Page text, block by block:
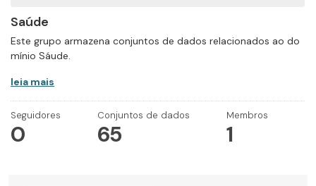
Saúde
Este grupo armazena conjuntos de dados relacionados ao do
mínio Sáude.
leia mais
Seguidores
0
Conjuntos de dados
65
Membros
1